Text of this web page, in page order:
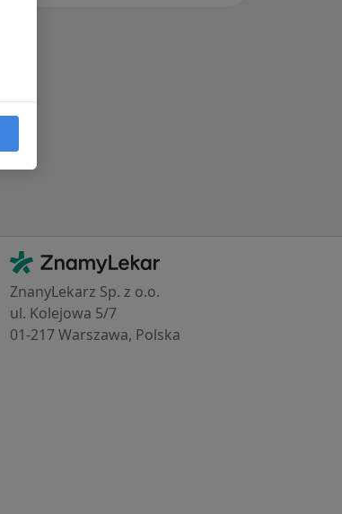
Kontakt
ZnamyLekar - Hlavní stránka
ZnanyLekarz Sp. z o.o.
ul. Kolejowa 5/7
01-217 Warszawa, Polska